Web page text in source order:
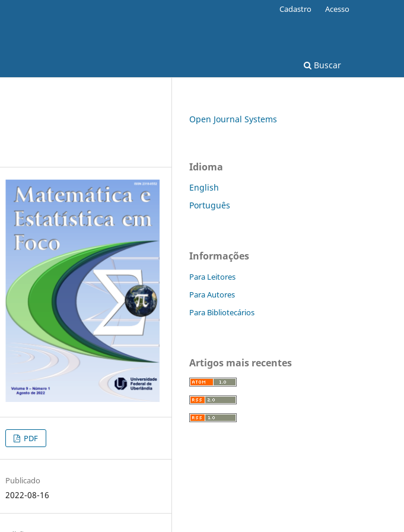
Buscar
Cadastro Acesso
PDF
Publicado
2022-08-16
Open Journal Systems
Idioma
English
Português
Informações
Para Leitores
Para Autores
Para Bibliotecários
Artigos mais recentes